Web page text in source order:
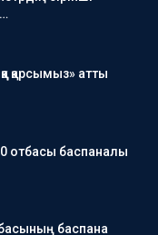
қарсымыз» атты
отбасы баспаналы
баспана